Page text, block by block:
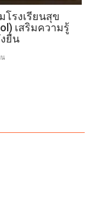
โรงเรียนสุข
เสริมความรู้
ยืน
ว